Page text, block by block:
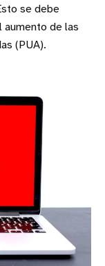
se debe
aumento de las
(PUA).